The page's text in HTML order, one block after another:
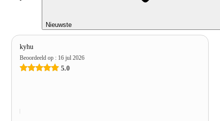
Nieuwste
kyhu
Beoordeeld op : 16 jul 2026
5.0